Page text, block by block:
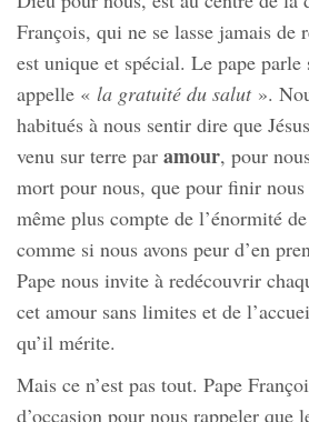
François, qui ne se lasse jamais de
est unique et spécial. Le pape parle
appelle « la gratuité du salut».
habitués à nous sentir dire que
venu sur terre par amour, pour
mort pour nous, que pour finir nous
même plus compte de l’énormité
comme si nous avons peur d’en
Pape nous invite à redécouvrir
cet amour sans limites et de
qu’il mérite.
Mais ce n’est pas tout. Pape
d’occasion pour nous rappeler que